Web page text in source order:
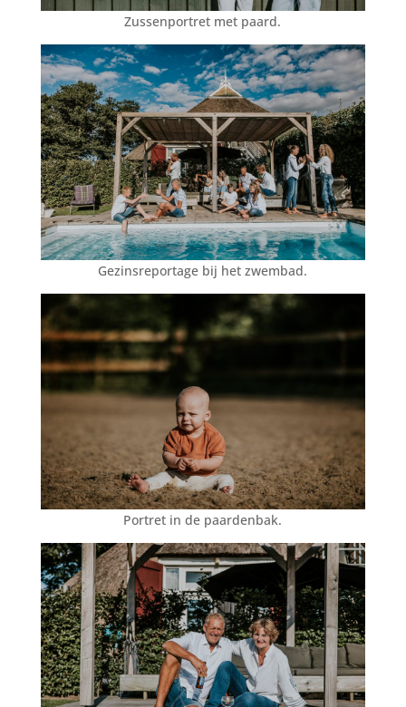
Zussenportret met paard.
Gezinsreportage bij het zwembad.
Portret in de paardenbak.